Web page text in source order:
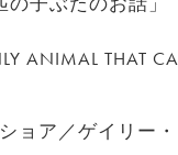
ANIMAL THAT
ョア／ゲイリー